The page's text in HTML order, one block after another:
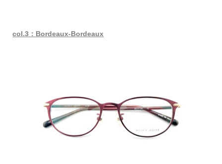
col.3：Bordeaux-Bordeaux